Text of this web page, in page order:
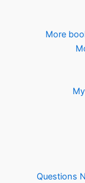
More
Questions